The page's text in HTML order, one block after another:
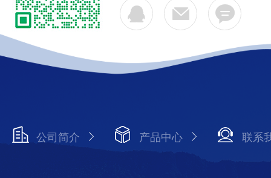
公司简介 产品中心 联系